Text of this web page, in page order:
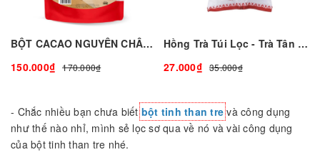
BỘT CACAO NGUYÊN CHÂT THƯỢNG HẠNG - 500GR I TOBEE FOOD
150.000₫
170.000₫
Hồng Trà Túi Lọc - Trà Tân Nam Bắc - 300G
27.000₫ 35.000₫
- Chắc nhiều bạn chưa biếtbột tinh than trevà công dụng
như thế nào nhỉ, mình sẻ lọc sơ qua về nó và vài công dụng
của bột tinh than tre nhé.